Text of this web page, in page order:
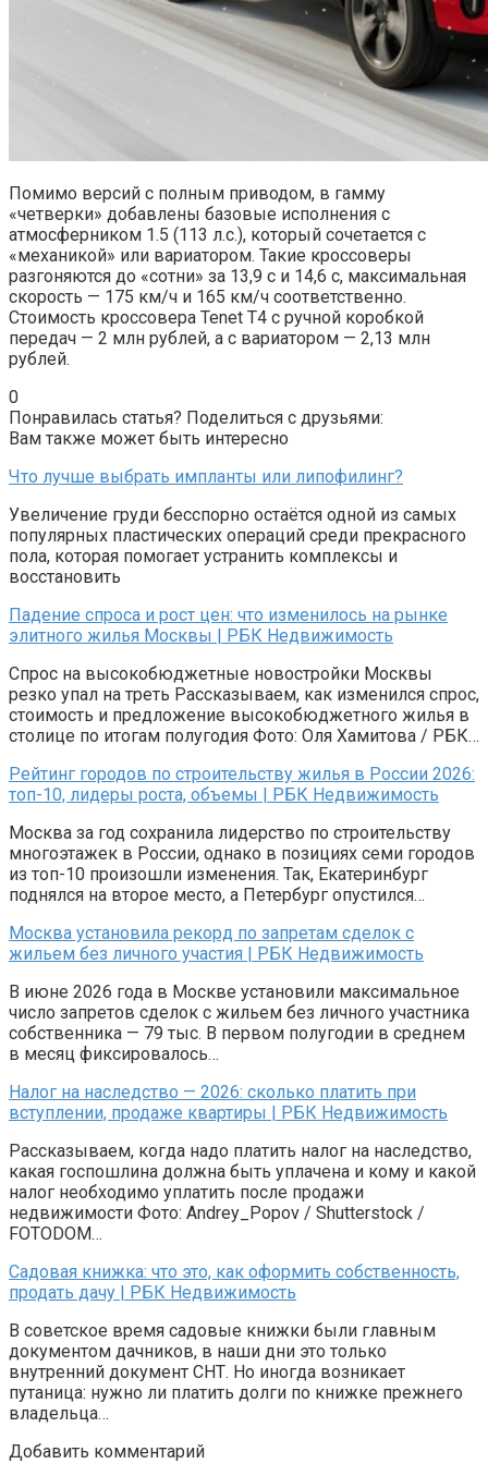
Помимо версий с полным приводом, в гамму
«четверки» добавлены базовые исполнения с
атмосферником 1.5 (113 л.с.), который сочетается с
«механикой» или вариатором. Такие кроссоверы
разгоняются до «сотни» за 13,9 с и 14,6 с, максимальная
скорость — 175 км/ч и 165 км/ч соответственно.
Стоимость кроссовера Tenet T4 с ручной коробкой
передач — 2 млн рублей, а с вариатором — 2,13 млн
рублей.
0
Понравилась статья? Поделиться с друзьями:
Вам также может быть интересно
Что лучше выбрать импланты или липофилинг?
Увеличение груди бесспорно остаётся одной из самых
популярных пластических операций среди прекрасного
пола, которая помогает устранить комплексы и
восстановить
Падение спроса и рост цен: что изменилось на рынке
элитного жилья Москвы | РБК Недвижимость
Спрос на высокобюджетные новостройки Москвы
резко упал на треть Рассказываем, как изменился спрос,
стоимость и предложение высокобюджетного жилья в
столице по итогам полугодия Фото: Оля Хамитова / РБК…
Рейтинг городов по строительству жилья в России 2026:
топ-10, лидеры роста, объемы | РБК Недвижимость
Москва за год сохранила лидерство по строительству
многоэтажек в России, однако в позициях семи городов
из топ-10 произошли изменения. Так, Екатеринбург
поднялся на второе место, а Петербург опустился…
Москва установила рекорд по запретам сделок с
жильем без личного участия | РБК Недвижимость
В июне 2026 года в Москве установили максимальное
число запретов сделок с жильем без личного участника
собственника — 79 тыс. В первом полугодии в среднем
в месяц фиксировалось…
Налог на наследство — 2026: сколько платить при
вступлении, продаже квартиры | РБК Недвижимость
Рассказываем, когда надо платить налог на наследство,
какая госпошлина должна быть уплачена и кому и какой
налог необходимо уплатить после продажи
недвижимости Фото: Andrey_Popov / Shutterstock /
FOTODOM…
Садовая книжка: что это, как оформить собственность,
продать дачу | РБК Недвижимость
В советское время садовые книжки были главным
документом дачников, в наши дни это только
внутренний документ СНТ. Но иногда возникает
путаница: нужно ли платить долги по книжке прежнего
владельца…
Добавить комментарий